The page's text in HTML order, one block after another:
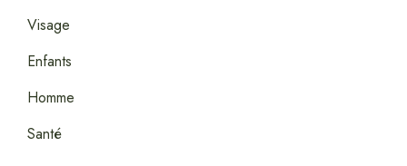
Visage
Enfants
Homme
Santé